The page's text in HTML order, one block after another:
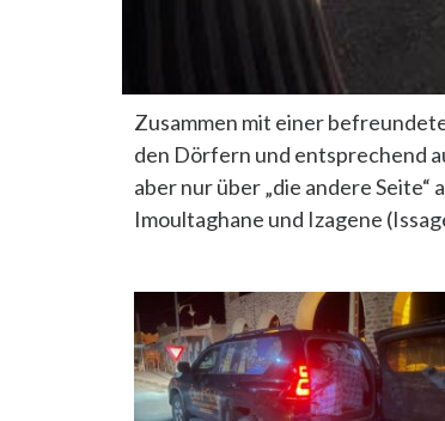
Zusammen mit einer
den Dörfern und entsprechend
aber nur über „die andere
Imoultaghane und Izagene